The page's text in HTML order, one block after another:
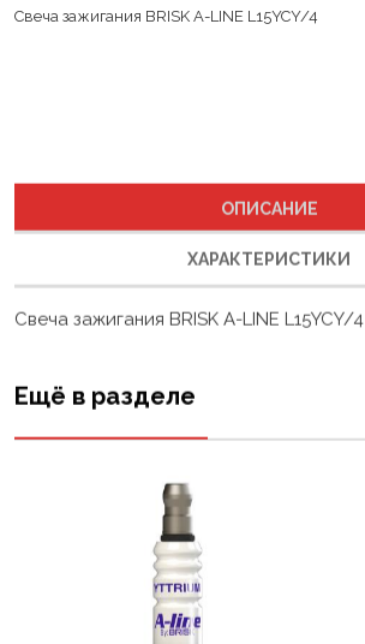
Свеча зажигания BRISK A-LINE L15YCY/4
ХАРАКТЕРИСТИКИ
Свеча зажигания BRISK A-LINE L15YCY/4